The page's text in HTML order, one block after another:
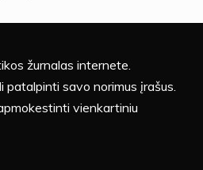
žurnalas internete.
patalpinti savo norimus įrašus.
vienkartiniu